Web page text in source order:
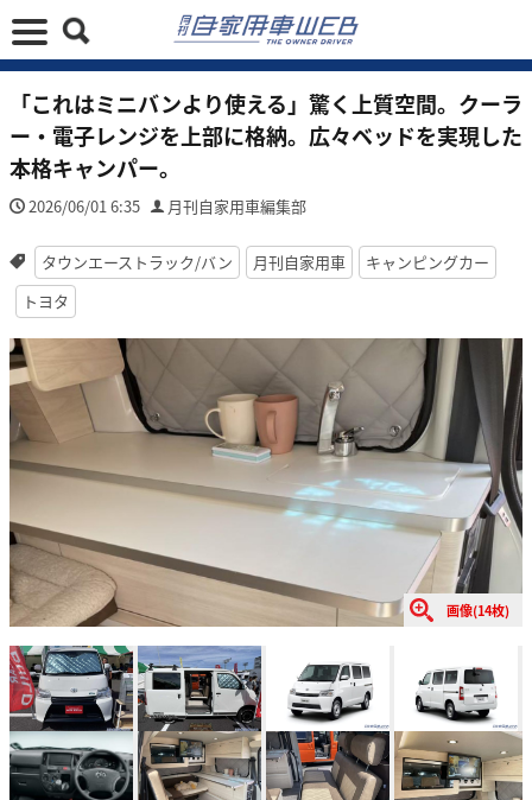
「これはミニバンより使える」驚く上質空間。クーラ
ー・電子レンジを上部に格納。広々ベッドを実現した
本格キャンパー。
2026/06/01 6:35 月刊自家用車編集部
タウンエーストラック/バン 月刊自家用車
キャンピングカー
トヨタ
画像(14枚)